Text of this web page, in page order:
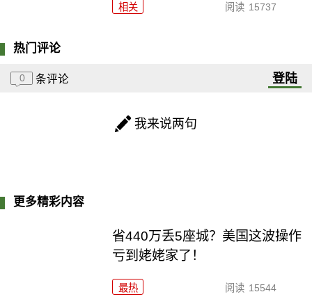
相关 阅读 15737
热门评论
0 条评论 登陆
我来说两句
更多精彩内容
省440万丢5座城？美国这波操作
亏到姥姥家了！
最热 阅读 15544